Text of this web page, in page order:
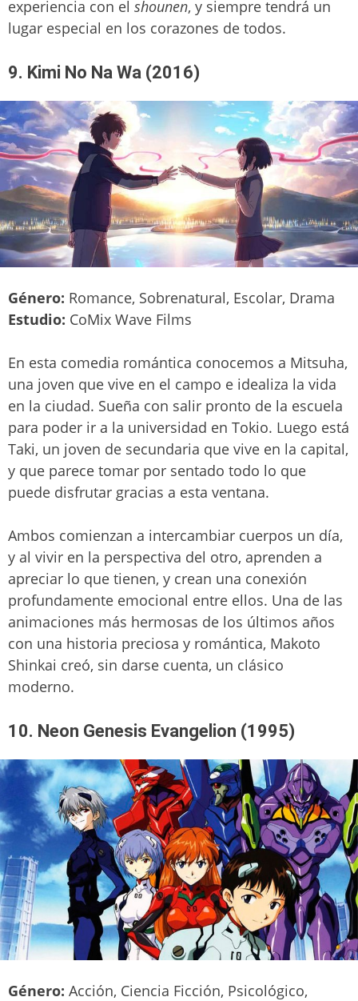
experiencia con el shounen, y siempre tendrá un
lugar especial en los corazones de todos.
9. Kimi No Na Wa (2016)
Género: Romance, Sobrenatural, Escolar, Drama
Estudio: CoMix Wave Films
En esta comedia romántica conocemos a Mitsuha,
una joven que vive en el campo e idealiza la vida
en la ciudad. Sueña con salir pronto de la escuela
para poder ir a la universidad en Tokio. Luego está
Taki, un joven de secundaria que vive en la capital,
y que parece tomar por sentado todo lo que
puede disfrutar gracias a esta ventana.
Ambos comienzan a intercambiar cuerpos un día,
y al vivir en la perspectiva del otro, aprenden a
apreciar lo que tienen, y crean una conexión
profundamente emocional entre ellos. Una de las
animaciones más hermosas de los últimos años
con una historia preciosa y romántica, Makoto
Shinkai creó, sin darse cuenta, un clásico
moderno.
10. Neon Genesis Evangelion (1995)
Género: Acción, Ciencia Ficción, Psicológico,